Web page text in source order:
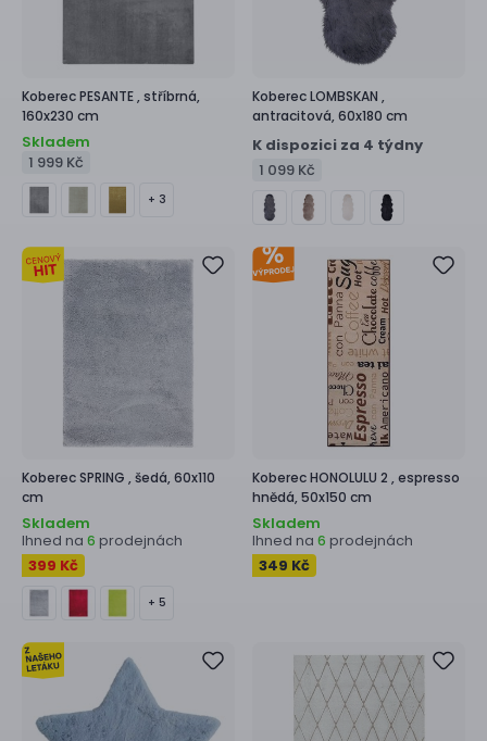
KoberecPESANTE ,stříbrná,
160x230 cm
Skladem
1 999 Kč
+ 3
KoberecLOMBSKAN ,
antracitová, 60x180 cm
K dispozici za 4 týdny
1 099 Kč
KoberecSPRING ,šedá, 60x110
cm
Skladem
Ihned na 6 prodejnách
399 Kč
+ 5
KoberecHONOLULU 2 ,espresso
hnědá, 50x150 cm
Skladem
Ihned na 6 prodejnách
349 Kč